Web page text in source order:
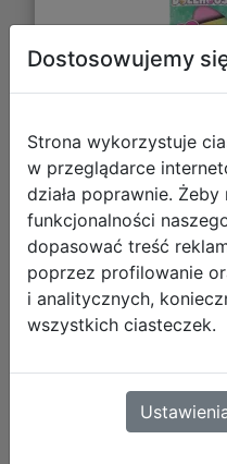
DO
Dostosowujemy
Strona wykorzystuje
w przeglądarce
działa poprawnie.
funkcjonalności
dopasować treść
poprzez profilowanie
i analitycznych,
wszystkich ciasteczek.